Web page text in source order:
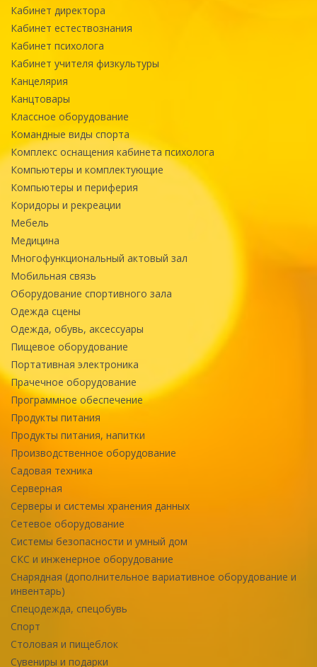
Кабинет директора
Кабинет естествознания
Кабинет психолога
Кабинет учителя физкультуры
Канцелярия
Канцтовары
Классное оборудование
Командные виды спорта
Комплекс оснащения кабинета психолога
Компьютеры и комплектующие
Компьютеры и периферия
Коридоры и рекреации
Мебель
Медицина
Многофункциональный актовый зал
Мобильная связь
Оборудование спортивного зала
Одежда сцены
Одежда, обувь, аксессуары
Пищевое оборудование
Портативная электроника
Прачечное оборудование
Программное обеспечение
Продукты питания
Продукты питания, напитки
Производственное оборудование
Садовая техника
Серверная
Серверы и системы хранения данных
Сетевое оборудование
Системы безопасности и умный дом
СКС и инженерное оборудование
Снарядная (дополнительное вариативное оборудование и
инвентарь)
Спецодежда, спецобувь
Спорт
Столовая и пищеблок
Сувениры и подарки